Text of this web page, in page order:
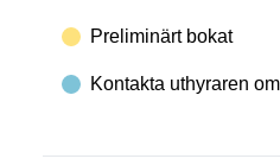
Preliminärt bokat
Kontakta uthyraren